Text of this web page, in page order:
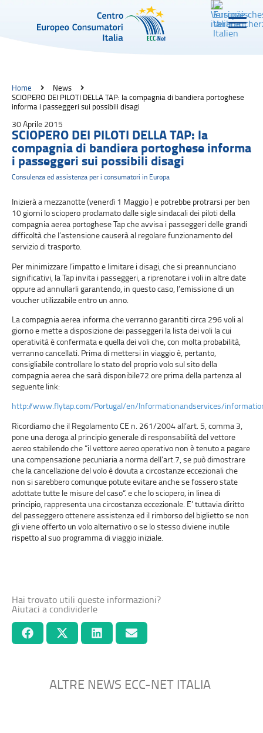
Home
News
SCIOPERO DEI PILOTI DELLA TAP: la compagnia di bandiera portoghese
informa i passeggeri sui possibili disagi
30 Aprile 2015
SCIOPERO DEI PILOTI DELLA TAP: la
compagnia di bandiera portoghese informa
i passeggeri sui possibili disagi
Consulenza ed assistenza per i consumatori in Europa
Inizierà a mezzanotte (venerdì 1 Maggio ) e potrebbe protrarsi per ben
10 giorni lo sciopero proclamato dalle sigle sindacali dei piloti della
compagnia aerea portoghese Tap che avvisa i passeggeri delle grandi
difficoltà che l’astensione causerà al regolare funzionamento del
servizio di trasporto.
Per minimizzare l’impatto e limitare i disagi, che si preannunciano
significativi, la Tap invita i passeggeri, a riprenotare i voli in altre date
oppure ad annullarli garantendo, in questo caso, l’emissione di un
voucher utilizzabile entro un anno.
La compagnia aerea informa che verranno garantiti circa 296 voli al
giorno e mette a disposizione dei passeggeri la lista dei voli la cui
operatività è confermata e quella dei voli che, con molta probabilità,
verranno cancellati. Prima di mettersi in viaggio è, pertanto,
consigliabile controllare lo stato del proprio volo sul sito della
compagnia aerea che sarà disponibile72 ore prima della partenza al
seguente link:
http://www.flytap.com/Portugal/en/Informationandservices/
Ricordiamo che il Regolamento CE n. 261/2004 all’art. 5, comma 3,
pone una deroga al principio generale di responsabilità del vettore
aereo stabilendo che “il vettore aereo operativo non è tenuto a pagare
una compensazione pecuniaria a norma dell’art.7, se può dimostrare
che la cancellazione del volo è dovuta a circostanze eccezionali che
non si sarebbero comunque potute evitare anche se fossero state
adottate tutte le misure del caso“. e che lo sciopero, in linea di
principio, rappresenta una circostanza eccezionale. E’ tuttavia diritto
del passeggero ottenere assistenza ed il rimborso del biglietto se non
gli viene offerto un volo alternativo o se lo stesso diviene inutile
rispetto al suo programma di viaggio iniziale.
Hai trovato utili queste informazioni?
Aiutaci a condividerle
ALTRE NEWS ECC-NET ITALIA